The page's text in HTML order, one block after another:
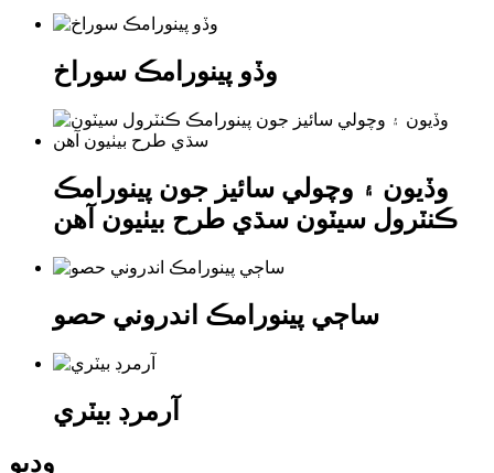
وڏو پينورامڪ سوراخ
وڏيون ۽ وچولي سائيز جون پينورامڪ
ڪنٽرول سيٽون سڌي طرح بيٺيون آهن
ساڄي پينورامڪ اندروني حصو
آرمرڊ بيٽري
وڊيو